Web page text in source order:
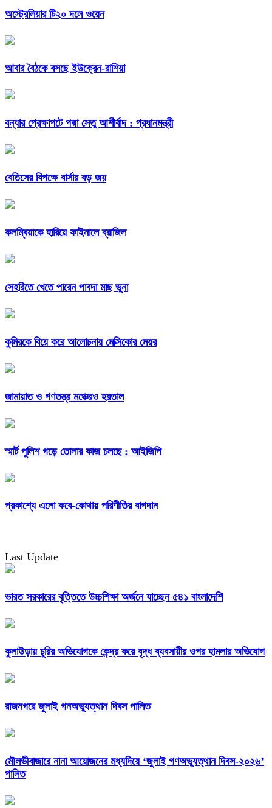
অস্ট্রেলিয়ার টি২০ দলে ওয়েন
আবার বৈঠকে বসছে ইউক্রেন-রাশিয়া
বন্যার প্রেক্ষাপটে পদ্মা সেতু আশীর্বাদ : প্রধানমন্ত্রী
বেতিসের বিপক্ষে বার্সার বড় জয়
কলম্বিয়াকে হারিয়ে ফাইনালে ব্রাজিল
সেহরিতে খেতে পারেন পাবদা মাছ ভুনা
কুমিরকে বিয়ে করে আলোচনায় মেক্সিকোর মেয়র
জামায়াত ও গণতন্ত্র মঞ্চেরও হরতাল
স্মার্ট পুলিশ গড়ে তোলার কাজ চলছে : আইজিপি
প্রকাশ্যে এলো কবে-কোথায় পরিণীতির বাগদান
Last Update
ভারত সরকারের বৃত্তিতে উচ্চশিক্ষা অর্জনে যাচ্ছেন ৫৪১ বাংলাদেশি
কুলাউড়ায় চুরির অভিযোগকে কেন্দ্র করে বৃদ্ধ ব্যবসায়ীর ওপর হামলার অভিযোগ
রাজনগরে জুলাই গনঅভ্যুত্থান দিবস পালিত
মৌলভীবাজারে নানা আয়োজনের মধ্যদিয়ে ‘জুলাই গণঅভ্যুত্থান দিবস-২০২৬’
পালিত